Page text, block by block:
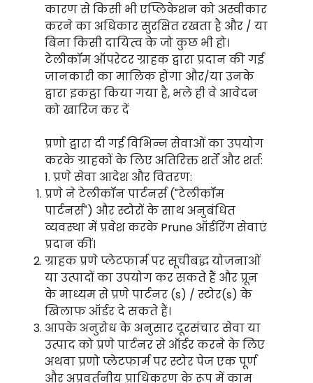
कारण से किसी भी एप्लिकेशन को अस्वीकार
करने का अधिकार सुरक्षित रखता है और / या
बिना किसी दायित्व के जो कुछ भी हो।
टेलीकॉम ऑपरेटर ग्राहक द्वारा प्रदान की गई
जानकारी का मालिक होगा और/या उनके
द्वारा इकट्ठा किया गया है, भले ही वे आवेदन
को खारिज कर दें
प्रणो द्वारा दी गई विभिन्न सेवाओं का उपयोग
करके ग्राहकों के लिए अतिरिक्त शर्तें और शर्त:
1. प्रणे सेवा आदेश और वितरण:
प्रणे ने टेलीकॉन पार्टनर्स ("टेलीकॉम
पार्टनर्स") और स्टोरों के साथ अनुबंधित
व्यवस्था में प्रवेश करके Prune ऑर्डरिंग सेवाएं
प्रदान कीं।
ग्राहक प्रणे प्लेटफार्म पर सूचीबद्ध योजनाओं
या उत्पादों का उपयोग कर सकते हैं और प्रून
के माध्यम से प्रणे पार्टनर (s) / स्टोर(s) के
खिलाफ ऑर्डर दे सकते हैं।
आपके अनुरोध के अनुसार दूरसंचार सेवा या
उत्पाद को प्रणे पार्टनर से ऑर्डर करने के लिए
अथवा प्रणो प्लेटफार्म पर स्टोर पेज एक पूर्ण
और अप्रवर्तनीय प्राधिकरण के रूप में काम